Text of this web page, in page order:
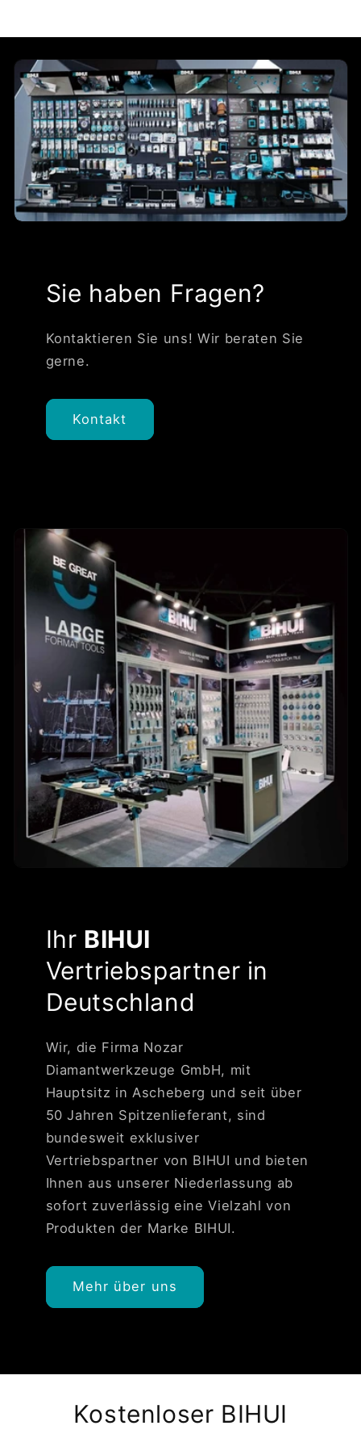
Sie haben Fragen?
Kontaktieren Sie uns! Wir beraten Sie
gerne.
Kontakt
Ihr BIHUI
Vertriebspartner in
Deutschland
Wir, die Firma Nozar
Diamantwerkzeuge GmbH, mit
Hauptsitz in Ascheberg und seit über
50 Jahren Spitzenlieferant, sind
bundesweit exklusiver
Vertriebspartner von BIHUI und bieten
Ihnen aus unserer Niederlassung ab
sofort zuverlässig eine Vielzahl von
Produkten der Marke BIHUI.
Mehr über uns
Kostenloser BIHUI